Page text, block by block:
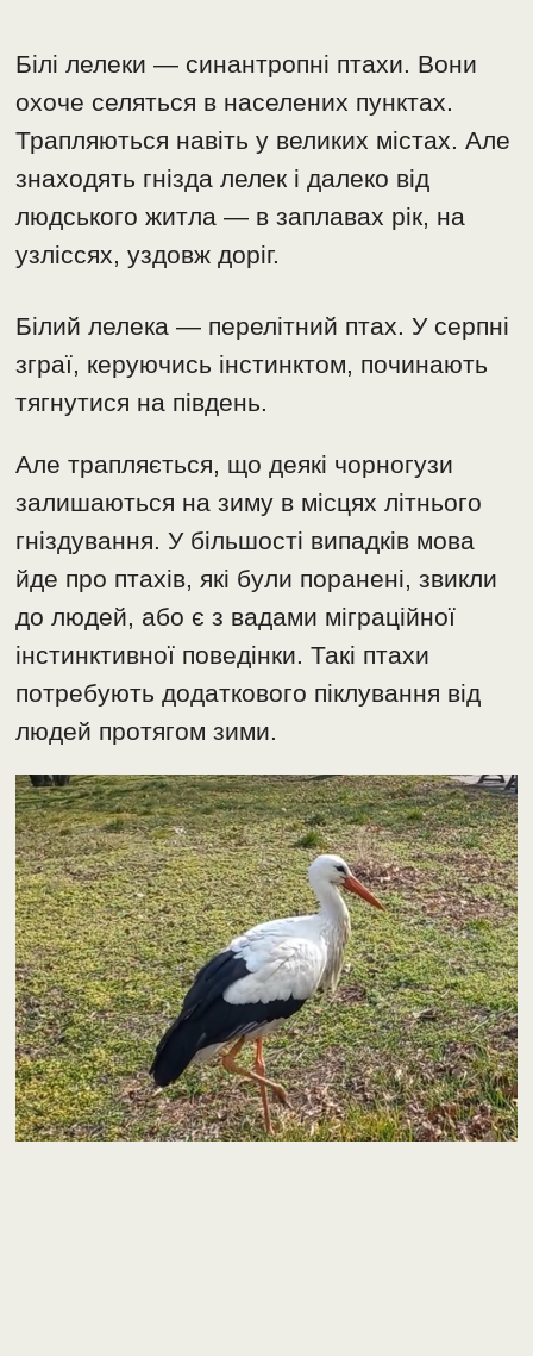
Білі лелеки — синантропні птахи. Вони
охоче селяться в населених пунктах.
Трапляються навіть у великих містах. Але
знаходять гнізда лелек і далеко від
людського житла — в заплавах рік, на
узліссях, уздовж доріг.
Білий лелека — перелітний птах. У серпні
зграї, керуючись інстинктом, починають
тягнутися на південь.
Але трапляється, що деякі чорногузи
залишаються на зиму в місцях літнього
гніздування. У більшості випадків мова
йде про птахів, які були поранені, звикли
до людей, або є з вадами міграційної
інстинктивної поведінки. Такі птахи
потребують додаткового піклування від
людей протягом зими.